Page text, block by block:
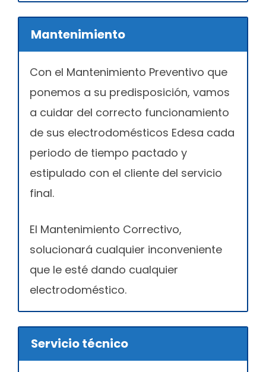
Mantenimiento
Con el Mantenimiento Preventivo que
ponemos a su predisposición, vamos
a cuidar del correcto funcionamiento
de sus electrodomésticos Edesa cada
periodo de tiempo pactado y
estipulado con el cliente del servicio
final.
El Mantenimiento Correctivo,
solucionará cualquier inconveniente
que le esté dando cualquier
electrodoméstico.
Servicio técnico